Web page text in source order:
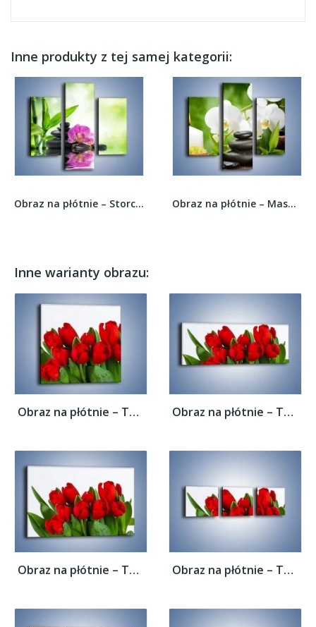
Inne produkty z tej samej kategorii:
Obraz na płótnie – Storczyk pełen nadziei –... Obraz na płótnie – Masaż z storczykiem –...
Inne warianty obrazu:
Obraz na płótnie – Tulipany na dzień... Obraz na płótnie – Tulipany na dzień...
Obraz na płótnie – Tulipany na dzień... Obraz na płótnie – Tulipany na dzień...